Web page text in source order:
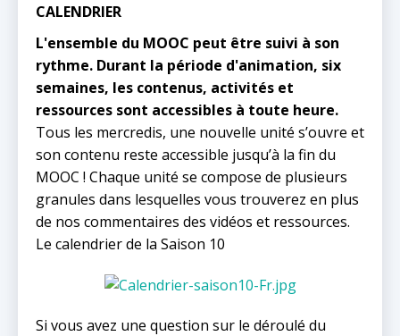
CALENDRIER
L'ensemble du MOOC peut être suivi à son
rythme. Durant la période d'animation, six
semaines, les contenus, activités et
ressources sont accessibles à toute heure.
Tous les mercredis, une nouvelle unité s’ouvre et
son contenu reste accessible jusqu’à la fin du
MOOC ! Chaque unité se compose de plusieurs
granules dans lesquelles vous trouverez en plus
de nos commentaires des vidéos et ressources.
Le calendrier de la Saison 10
Si vous avez une question sur le déroulé du